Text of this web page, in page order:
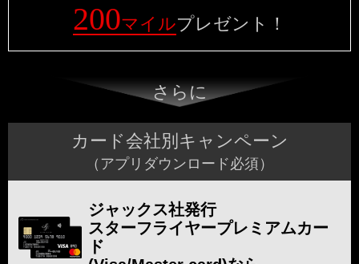
200マイルプレゼント！
さらに
カード会社別キャンペーン
（アプリダウンロード必須）
ジャックス社発行
スターフライヤープレミアムカー
ド